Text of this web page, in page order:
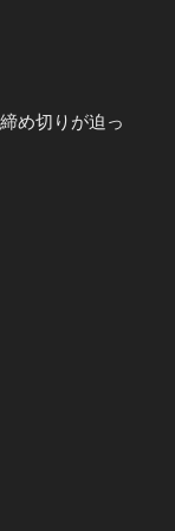
め切りが迫っ